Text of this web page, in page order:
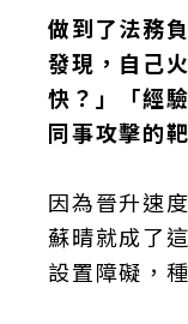
做到了法務
發現，自己
快？」「經
同事攻擊的
因為晉升速
蘇晴就成了
設置障礙，